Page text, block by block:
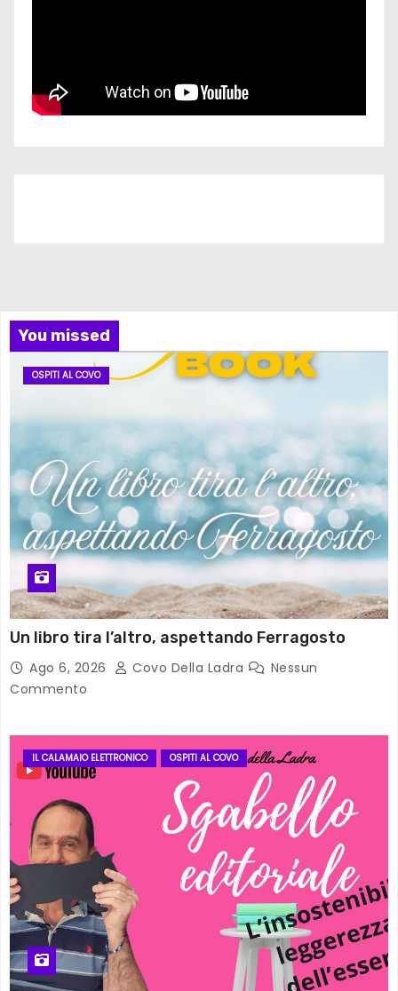
You missed
OSPITI AL COVO
Un libro tira l’altro, aspettando Ferragosto
Ago 6, 2026 Covo Della Ladra
Nessun
Commento
IL CALAMAIO ELETTRONICO OSPITI AL COVO